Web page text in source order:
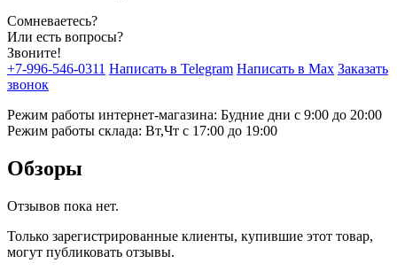
Сомневаетесь?
Или есть вопросы?
Звоните!
+7-996-546-0311 Написать в Telegram Написать в Max Заказать
звонок
Режим работы интернет-магазина: Будние дни с 9:00 до 20:00
Режим работы склада: Вт,Чт с 17:00 до 19:00
Обзоры
Отзывов пока нет.
Только зарегистрированные клиенты, купившие этот товар,
могут публиковать отзывы.